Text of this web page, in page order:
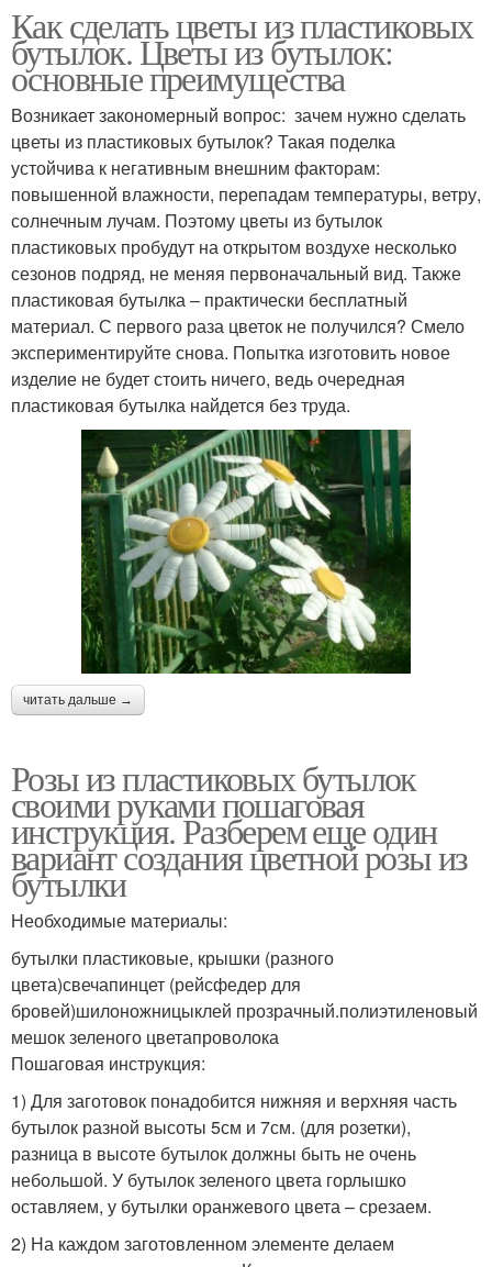
Как сделать цветы из пластиковых
бутылок. Цветы из бутылок:
основные преимущества
Возникает закономерный вопрос: зачем нужно сделать
цветы из пластиковых бутылок? Такая поделка
устойчива к негативным внешним факторам:
повышенной влажности, перепадам температуры, ветру,
солнечным лучам. Поэтому цветы из бутылок
пластиковых пробудут на открытом воздухе несколько
сезонов подряд, не меняя первоначальный вид. Также
пластиковая бутылка – практически бесплатный
материал. С первого раза цветок не получился? Смело
экспериментируйте снова. Попытка изготовить новое
изделие не будет стоить ничего, ведь очередная
пластиковая бутылка найдется без труда.
читать дальше →
Розы из пластиковых бутылок
своими руками пошаговая
инструкция. Разберем еще один
вариант создания цветной розы из
бутылки
Необходимые материалы:
бутылки пластиковые, крышки (разного
цвета)свечапинцет (рейсфедер для
бровей)шилоножницыклей прозрачный.полиэтиленовый
мешок зеленого цветапроволока
Пошаговая инструкция:
1) Для заготовок понадобится нижняя и верхняя часть
бутылок разной высоты 5см и 7см. (для розетки),
разница в высоте бутылок должны быть не очень
небольшой. У бутылок зеленого цвета горлышко
оставляем, у бутылки оранжевого цвета – срезаем.
2) На каждом заготовленном элементе делаем